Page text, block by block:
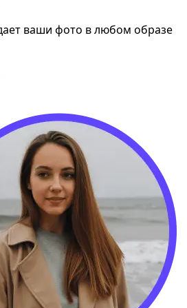
ваши фото в любом образе